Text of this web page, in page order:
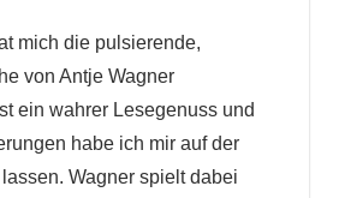
mich die pulsierende,
von Antje Wagner
ein wahrer Lesegenuss und
habe ich mir auf der
Wagner spielt dabei